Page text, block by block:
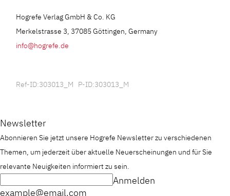
Hogrefe Verlag GmbH & Co. KG
Merkelstrasse 3, 37085 Göttingen, Germany
info@hogrefe.de
Ref-ID:303013_M P-ID:303013_M
Newsletter
Abonnieren Sie jetzt unsere Hogrefe Newsletter zu verschiedenen
Themen, um jederzeit über aktuelle Neuerscheinungen und für Sie
relevante Neuigkeiten informiert zu sein.
example@email.com
Anmelden